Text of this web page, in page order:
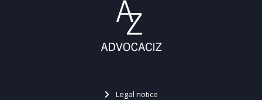
Legal notice